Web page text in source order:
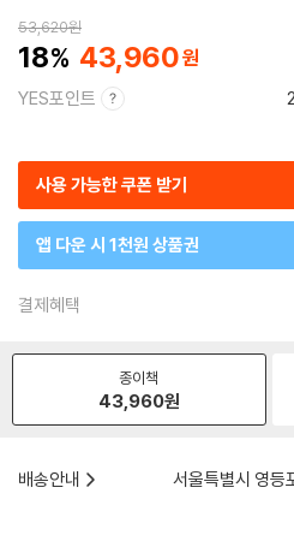
53,620원
18 43,960
YES포인트
사용 가능한 쿠폰 받기
앱 다운 시 1천원 상품권
결제혜택
종이책
43,960원
배송안내
서울특별시 영등